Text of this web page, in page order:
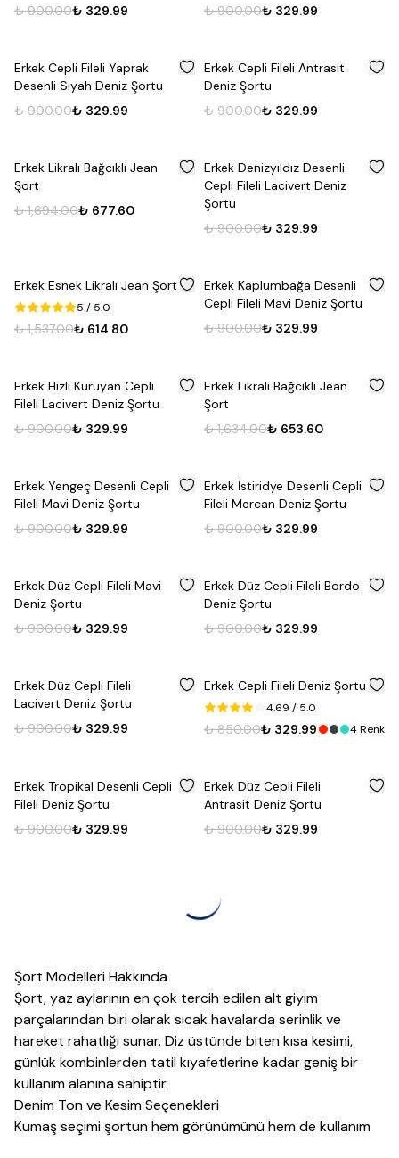
₺ 900.00₺ 329.99
₺ 900.00₺ 329.99
63
Erkek Cepli Fileli Yaprak
Desenli Siyah Deniz Şortu
₺ 900.00₺ 329.99
63
Erkek Cepli Fileli Antrasit
Deniz Şortu
₺ 900.00₺ 329.99
60
Erkek Likralı Bağcıklı Jean
Şort
₺ 1,694.00₺ 677.60
63
Erkek Denizyıldız Desenli
Cepli Fileli Lacivert Deniz
Şortu
₺ 900.00₺ 329.99
% 60
Erkek Esnek Likralı Jean Şort
5 / 5.0
₺ 1,537.00₺ 614.80
% 63
Erkek Kaplumbağa Desenli
Cepli Fileli Mavi Deniz Şortu
₺ 900.00₺ 329.99
63
Erkek Hızlı Kuruyan Cepli
Fileli Lacivert Deniz Şortu
₺ 900.00₺ 329.99
60
Erkek Likralı Bağcıklı Jean
Şort
₺ 1,634.00₺ 653.60
%63
Erkek Yengeç Desenli Cepli
Fileli Mavi Deniz Şortu
₺ 900.00₺ 329.99
63
Erkek İstiridye Desenli Cepli
Fileli Mercan Deniz Şortu
₺ 900.00₺ 329.99
% 63
Erkek Düz Cepli Fileli Mavi
Deniz Şortu
₺ 900.00₺ 329.99
% 63
Erkek Düz Cepli Fileli Bordo
Deniz Şortu
₺ 900.00₺ 329.99
63
Erkek Düz Cepli Fileli
Lacivert Deniz Şortu
₺ 900.00₺ 329.99
% 61
Erkek Cepli Fileli Deniz Şortu
4.69 / 5.0
₺ 850.00₺ 329.99 4Renk
63
Erkek Tropikal Desenli Cepli
Fileli Deniz Şortu
₺ 900.00₺ 329.99
63
Erkek Düz Cepli Fileli
Antrasit Deniz Şortu
₺ 900.00₺ 329.99
Şort Modelleri Hakkında
Şort, yaz aylarının en çok tercih edilen alt giyim
parçalarından biri olarak sıcak havalarda serinlik ve
hareket rahatlığı sunar. Diz üstünde biten kısa kesimi,
günlük kombinlerden tatil kıyafetlerine kadar geniş bir
kullanım alanına sahiptir.
Denim Ton ve Kesim Seçenekleri
Kumaş seçimi şortun hem görünümünü hem de kullanım